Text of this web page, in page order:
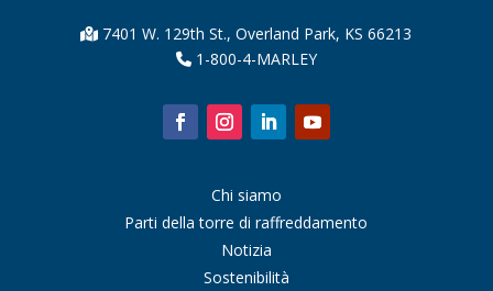
7401 W. 129th St., Overland Park, KS 66213
1-800-4-MARLEY
Chi siamo
Parti della torre di raffreddamento
Notizia
Sostenibilità